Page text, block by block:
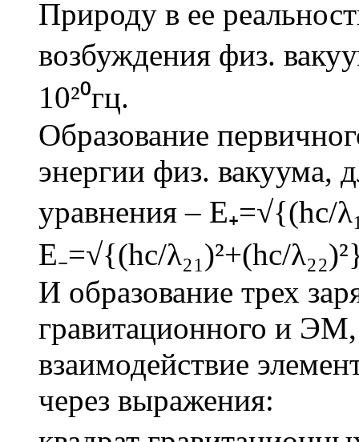
Природу в ее
возбуждения физ.
10²⁰гц.
Образование
энергии физ. вакуума,
уравнения – E₊=√{(hc/
Е₋=√{(hc/λ₂₁)²+(hc/
И образование трех
гравитационного и
взаимодействие
через выражения: